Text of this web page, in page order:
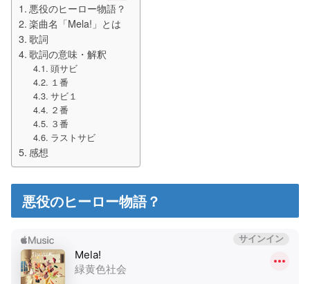
悪役のヒーロー物語？
楽曲名「Mela!」とは
歌詞
歌詞の意味・解釈
頭サビ
１番
サビ１
２番
３番
ラストサビ
感想
悪役のヒーロー物語？